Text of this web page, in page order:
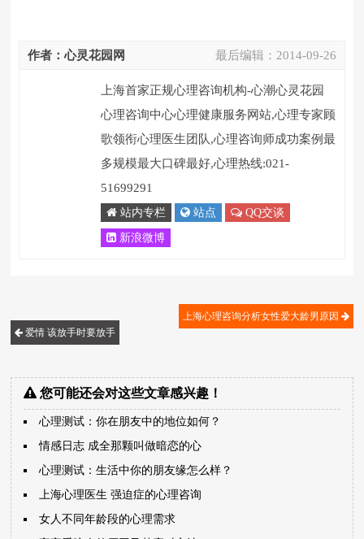
最后编辑： 2014-09-26
作者：心灵花园网
上海首家正规心理咨询机构-心潮心灵花园
心理咨询中心心理健康服务网站,心理专家顾
歌领衔心理医生团队,心理咨询师成功案例最
多规模最大口碑最好,心理热线:021-
51699291
站内专栏 站点 QQ交谈
新浪微博
爱情 该放手时要放手
上海心理咨询分析女性爱大龄男原因
您可能还会对这些文章感兴趣！
心理测试：你在朋友中的地位如何？
情感日志 成全那颗叫做暗恋的心
心理测试：生活中你的朋友缘怎么样？
上海心理医生 强迫症的心理咨询
女人不同年龄段的心理需求